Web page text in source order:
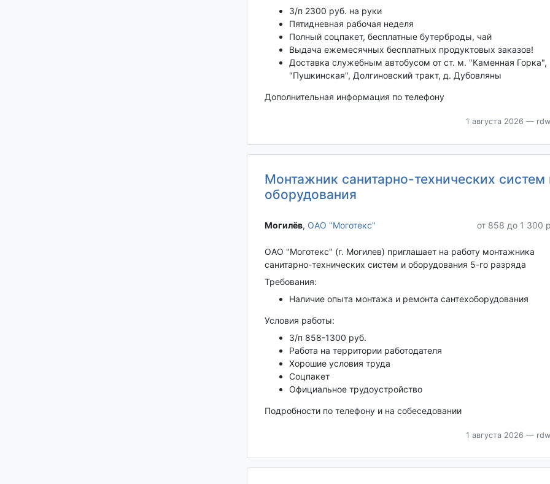
З/п 2300 руб. на руки
Пятидневная рабочая неделя
Полный соцпакет, бесплатные бутерброды, чай
Выдача ежемесячных бесплатных продуктовых заказов!
Доставка служебным автобусом от ст. м. "Каменная Горка",
"Пушкинская", Долгиновский тракт, д. Дубовляны
Дополнительная информация по телефону
1 августа 2026 —
Монтажник санитарно-технических систем
оборудования
Могилёв‎, ОАО "Моготекс" от 858 до 1 300
ОАО "Моготекс" (г. Могилев) приглашает на работу монтажника
санитарно-технических систем и оборудования 5-го разряда
Требования:
Наличие опыта монтажа и ремонта сантехоборудования
Условия работы:
З/п 858-1300 руб.
Работа на территории работодателя
Хорошие условия труда
Соцпакет
Официальное трудоустройство
Подробности по телефону и на собеседовании
1 августа 2026 —